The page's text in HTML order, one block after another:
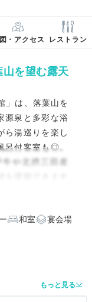
・アクセス レストラン
を望む露天
」は、落葉山を
源泉と多彩な浴
ら湯巡りを楽し
呂付客室も◎。
や北摂三田産
を堪能できます
ント
和室
宴会場
もっと見る